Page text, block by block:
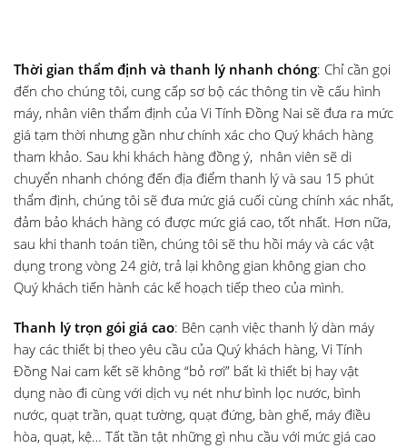
Thời gian thẩm định và thanh lý nhanh chóng: Chỉ cần gọi
đến cho chúng tôi, cung cấp sơ bộ các thông tin về cấu hình
máy, nhân viên thẩm định của Vi Tính Đồng Nai sẽ đưa ra mức
giá tạm thời nhưng gần như chính xác cho Quý khách hàng
tham khảo. Sau khi khách hàng đồng ý, nhân viên sẽ di
chuyển nhanh chóng đến địa điểm thanh lý và sau 15 phút
thẩm định, chúng tôi sẽ đưa mức giá cuối cùng chính xác nhất,
đảm bảo khách hàng có được mức giá cao, tốt nhất. Hơn nữa,
sau khi thanh toán tiền, chúng tôi sẽ thu hồi máy và các vật
dụng trong vòng 24 giờ, trả lại không gian không gian cho
Quý khách tiến hành các kế hoạch tiếp theo của mình.
Thanh lý trọn gói giá cao: Bên cạnh việc thanh lý dàn máy
hay các thiết bị theo yêu cầu của Quý khách hàng, Vi Tính
Đồng Nai cam kết sẽ không “bỏ rơi” bất kì thiết bị hay vật
dụng nào đi cùng với dịch vụ nét như bình lọc nước, bình
nước, quạt trần, quạt tường, quạt đứng, bàn ghế, máy điều
hòa, quạt, kệ… Tất tần tật những gì nhu cầu với mức giá cao